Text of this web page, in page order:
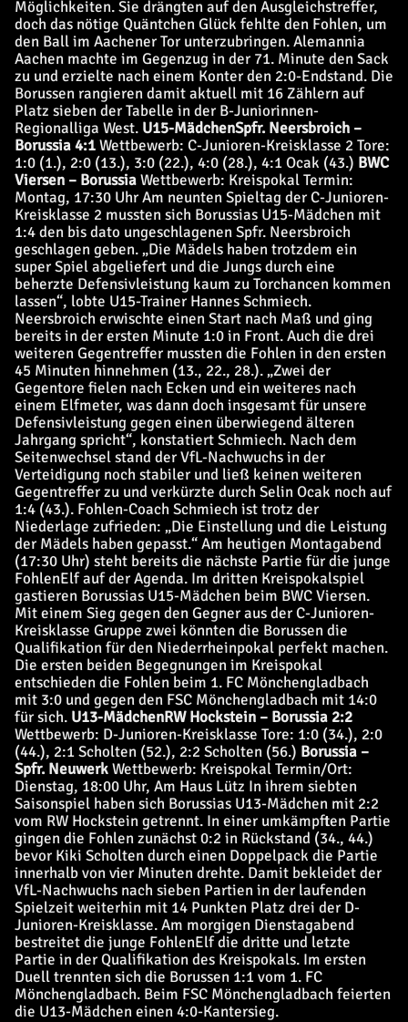
Möglichkeiten. Sie drängten auf den Ausgleichstreffer,
doch das nötige Quäntchen Glück fehlte den Fohlen, um
den Ball im Aachener Tor unterzubringen. Alemannia
Aachen machte im Gegenzug in der 71. Minute den Sack
zu und erzielte nach einem Konter den 2:0-Endstand. Die
Borussen rangieren damit aktuell mit 16 Zählern auf
Platz sieben der Tabelle in der B-Juniorinnen-
Regionalliga West. U15-MädchenSpfr. Neersbroich –
Borussia 4:1Wettbewerb: C-Junioren-Kreisklasse 2 Tore:
1:0 (1.), 2:0 (13.), 3:0 (22.), 4:0 (28.), 4:1 Ocak (43.) BWC
Viersen – BorussiaWettbewerb: Kreispokal Termin:
Montag, 17:30 Uhr Am neunten Spieltag der C-Junioren-
Kreisklasse 2 mussten sich Borussias U15-Mädchen mit
1:4 den bis dato ungeschlagenen Spfr. Neersbroich
geschlagen geben. „Die Mädels haben trotzdem ein
super Spiel abgeliefert und die Jungs durch eine
beherzte Defensivleistung kaum zu Torchancen kommen
lassen“, lobte U15-Trainer Hannes Schmiech.
Neersbroich erwischte einen Start nach Maß und ging
bereits in der ersten Minute 1:0 in Front. Auch die drei
weiteren Gegentreffer mussten die Fohlen in den ersten
45 Minuten hinnehmen (13., 22., 28.). „Zwei der
Gegentore fielen nach Ecken und ein weiteres nach
einem Elfmeter, was dann doch insgesamt für unsere
Defensivleistung gegen einen überwiegend älteren
Jahrgang spricht“, konstatiert Schmiech. Nach dem
Seitenwechsel stand der VfL-Nachwuchs in der
Verteidigung noch stabiler und ließ keinen weiteren
Gegentreffer zu und verkürzte durch Selin Ocak noch auf
1:4 (43.). Fohlen-Coach Schmiech ist trotz der
Niederlage zufrieden: „Die Einstellung und die Leistung
der Mädels haben gepasst.“ Am heutigen Montagabend
(17:30 Uhr) steht bereits die nächste Partie für die junge
FohlenElf auf der Agenda. Im dritten Kreispokalspiel
gastieren Borussias U15-Mädchen beim BWC Viersen.
Mit einem Sieg gegen den Gegner aus der C-Junioren-
Kreisklasse Gruppe zwei könnten die Borussen die
Qualifikation für den Niederrheinpokal perfekt machen.
Die ersten beiden Begegnungen im Kreispokal
entschieden die Fohlen beim 1. FC Mönchengladbach
mit 3:0 und gegen den FSC Mönchengladbach mit 14:0
für sich. U13-MädchenRW Hockstein – Borussia 2:2
Wettbewerb: D-Junioren-Kreisklasse Tore: 1:0 (34.), 2:0
(44.), 2:1 Scholten (52.), 2:2 Scholten (56.) Borussia –
Spfr. NeuwerkWettbewerb: Kreispokal Termin/Ort:
Dienstag, 18:00 Uhr, Am Haus Lütz In ihrem siebten
Saisonspiel haben sich Borussias U13-Mädchen mit 2:2
vom RW Hockstein getrennt. In einer umkämpften Partie
gingen die Fohlen zunächst 0:2 in Rückstand (34., 44.)
bevor Kiki Scholten durch einen Doppelpack die Partie
innerhalb von vier Minuten drehte. Damit bekleidet der
VfL-Nachwuchs nach sieben Partien in der laufenden
Spielzeit weiterhin mit 14 Punkten Platz drei der D-
Junioren-Kreisklasse. Am morgigen Dienstagabend
bestreitet die junge FohlenElf die dritte und letzte
Partie in der Qualifikation des Kreispokals. Im ersten
Duell trennten sich die Borussen 1:1 vom 1. FC
Mönchengladbach. Beim FSC Mönchengladbach feierten
die U13-Mädchen einen 4:0-Kantersieg.